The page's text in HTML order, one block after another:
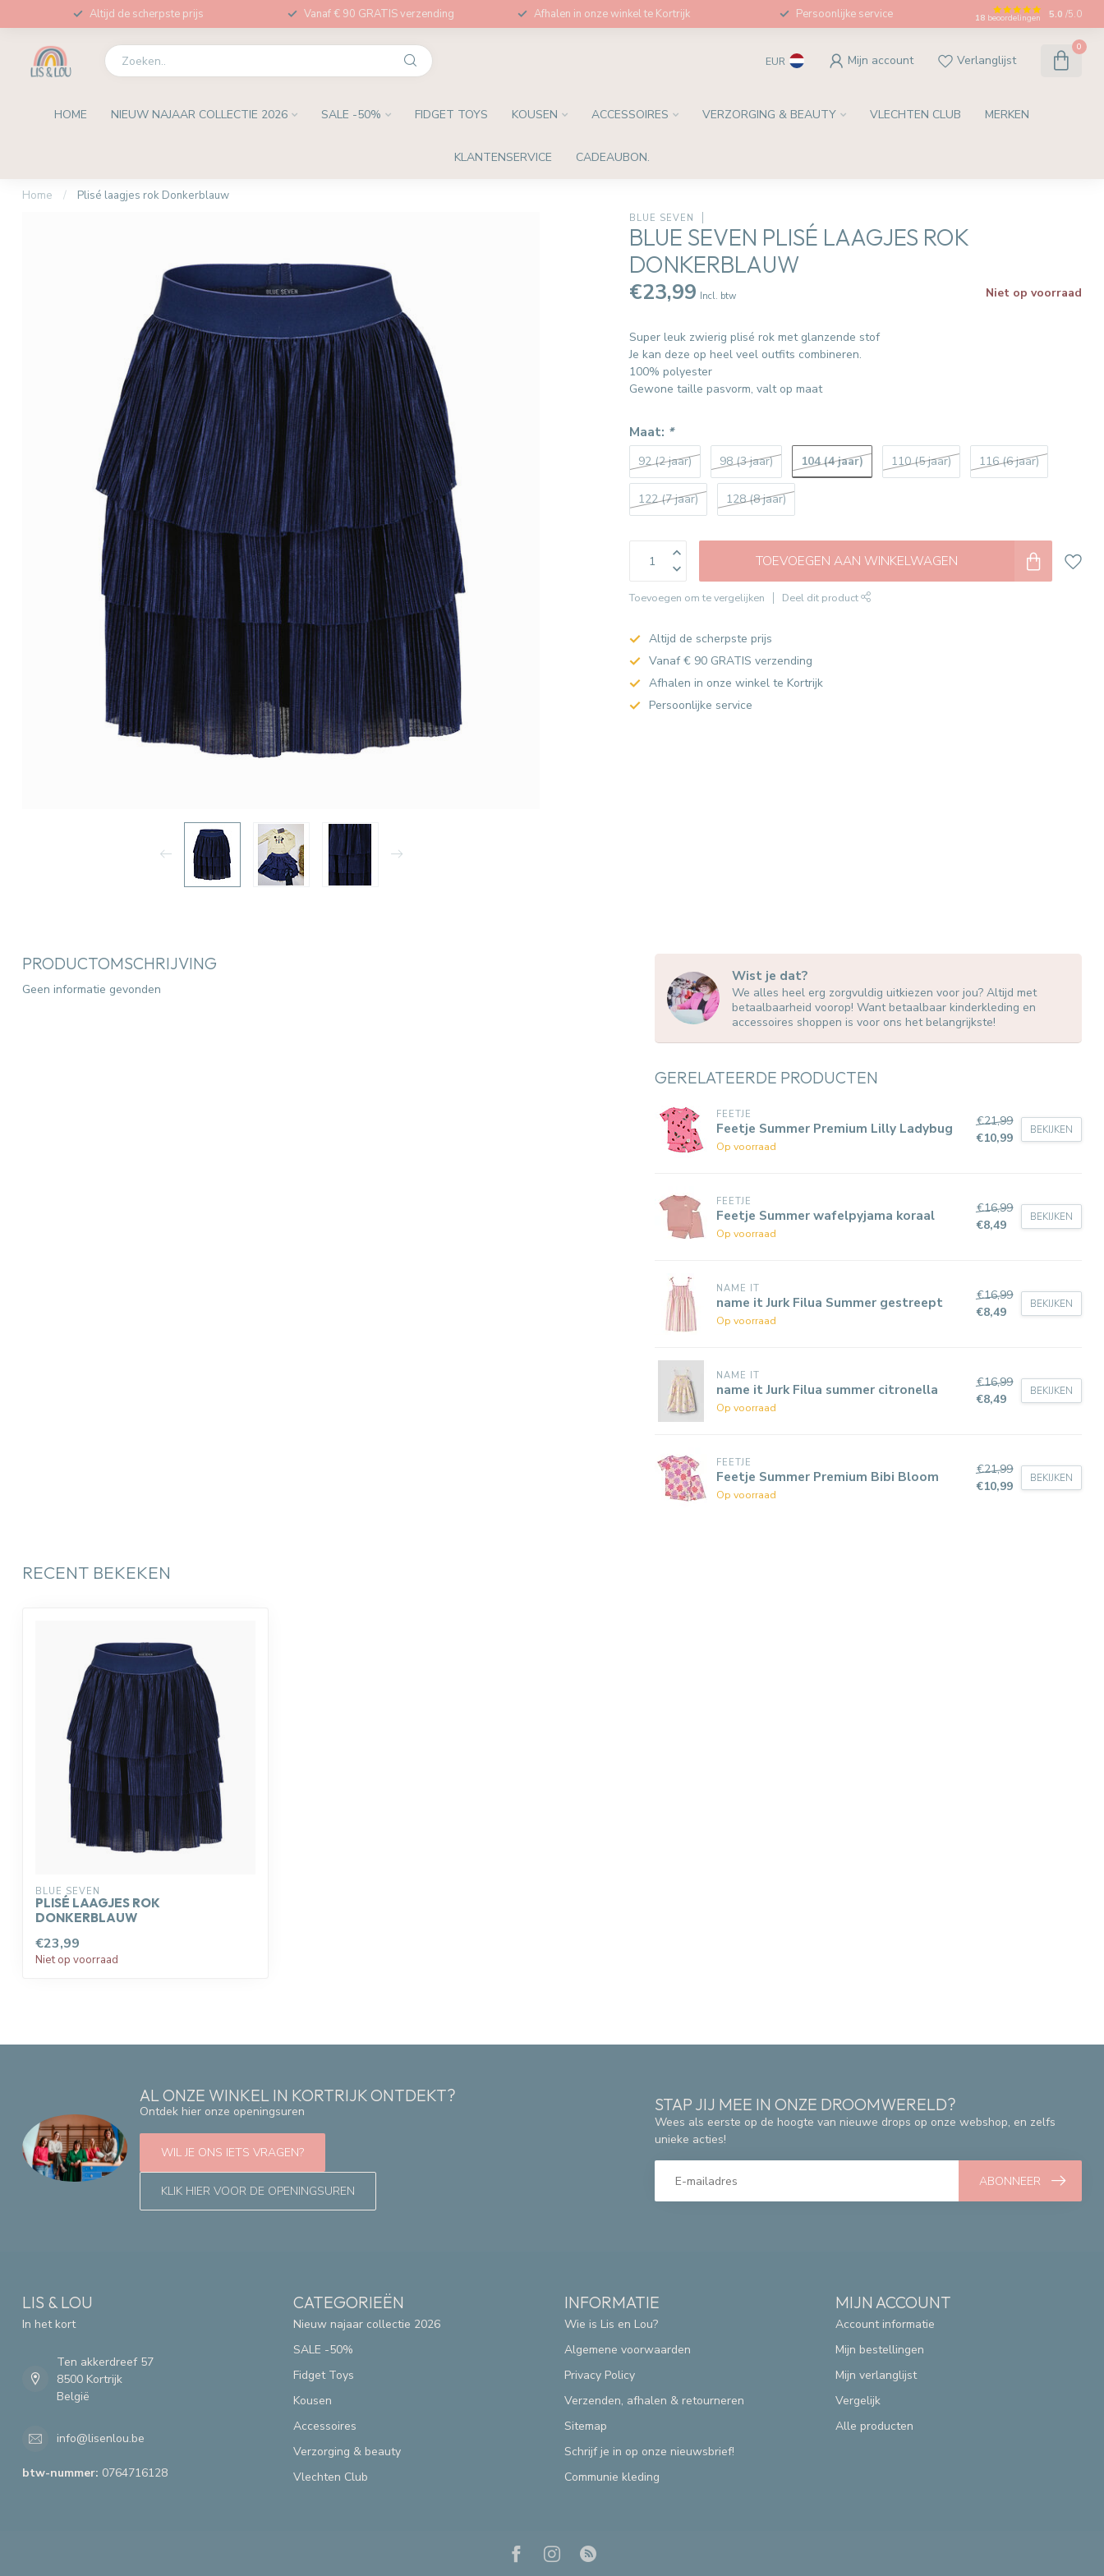
Altijd de scherpste prijs Vanaf € 90 GRATIS verzending Afhalen in onze winkel te Kortrijk Persoonlijke service 18 beoordelingen 5.0 /5.0
EUR Mijn account Verlanglijst
0
HOME NIEUW NAJAAR COLLECTIE 2026 SALE -50% FIDGET TOYS KOUSEN ACCESSOIRES VERZORGING & BEAUTY VLECHTEN CLUB MERKEN
KLANTENSERVICE CADEAUBON.
Home / Plisé laagjes rok Donkerblauw
BLUE SEVEN
BLUE SEVEN PLISÉ LAAGJES ROK
DONKERBLAUW
€23,99 Incl. btw Niet op voorraad
Super leuk zwierig plisé rok met glanzende stof
Je kan deze op heel veel outfits combineren.
100% polyester
Gewone taille pasvorm, valt op maat
Maat: *
92 (2 jaar) 98 (3 jaar) 104 (4 jaar) 110 (5 jaar) 116 (6 jaar)
122 (7 jaar) 128 (8 jaar)
TOEVOEGEN AAN WINKELWAGEN
Toevoegen om te vergelijken Deel dit product
Altijd de scherpste prijs
Vanaf € 90 GRATIS verzending
Afhalen in onze winkel te Kortrijk
Persoonlijke service
PRODUCTOMSCHRIJVING
Geen informatie gevonden
Wist je dat?
We alles heel erg zorgvuldig uitkiezen voor jou? Altijd met
betaalbaarheid voorop! Want betaalbaar kinderkleding en
accessoires shoppen is voor ons het belangrijkste!
GERELATEERDE PRODUCTEN
FEETJE
Feetje Summer Premium Lilly Ladybug
Op voorraad
€21,99
€10,99
BEKIJKEN
FEETJE
Feetje Summer wafelpyjama koraal
Op voorraad
€16,99
€8,49
BEKIJKEN
NAME IT
name it Jurk Filua Summer gestreept
Op voorraad
€16,99
€8,49
BEKIJKEN
NAME IT
name it Jurk Filua summer citronella
Op voorraad
€16,99
€8,49
BEKIJKEN
FEETJE
Feetje Summer Premium Bibi Bloom
Op voorraad
€21,99
€10,99
BEKIJKEN
RECENT BEKEKEN
BLUE SEVEN
PLISÉ LAAGJES ROK
DONKERBLAUW
€23,99
Niet op voorraad
AL ONZE WINKEL IN KORTRIJK ONTDEKT?
Ontdek hier onze openingsuren
WIL JE ONS IETS VRAGEN?
KLIK HIER VOOR DE OPENINGSUREN
STAP JIJ MEE IN ONZE DROOMWERELD?
Wees als eerste op de hoogte van nieuwe drops op onze webshop, en zelfs
unieke acties!
ABONNEER
LIS & LOU
In het kort
Ten akkerdreef 57
8500 Kortrijk
België
info@lisenlou.be
btw-nummer: 0764716128
CATEGORIEËN
Nieuw najaar collectie 2026
SALE -50%
Fidget Toys
Kousen
Accessoires
Verzorging & beauty
Vlechten Club
INFORMATIE
Wie is Lis en Lou?
Algemene voorwaarden
Privacy Policy
Verzenden, afhalen & retourneren
Sitemap
Schrijf je in op onze nieuwsbrief!
Communie kleding
MIJN ACCOUNT
Account informatie
Mijn bestellingen
Mijn verlanglijst
Vergelijk
Alle producten